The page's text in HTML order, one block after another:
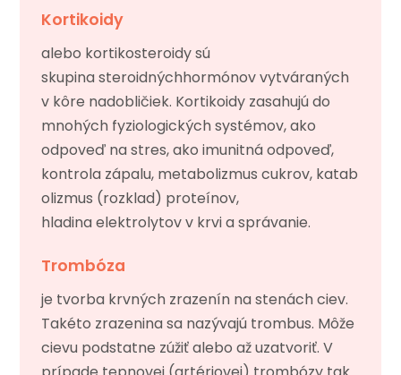
Kortikoidy
alebo kortikosteroidy sú
skupina steroidnýchhormónov vytváraných
v kôre nadobličiek. Kortikoidy zasahujú do
mnohých fyziologických systémov, ako
odpoveď na stres, ako imunitná odpoveď,
kontrola zápalu, metabolizmus cukrov, katab
olizmus (rozklad) proteínov,
hladina elektrolytov v krvi a správanie.
Trombóza
je tvorba krvných zrazenín na stenách ciev.
Takéto zrazenina sa nazývajú trombus. Môže
cievu podstatne zúžiť alebo až uzatvoriť. V